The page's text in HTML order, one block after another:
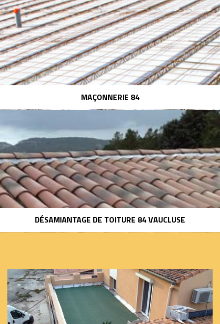
MAÇONNERIE 84
DÉSAMIANTAGE DE TOITURE 84 VAUCLUSE